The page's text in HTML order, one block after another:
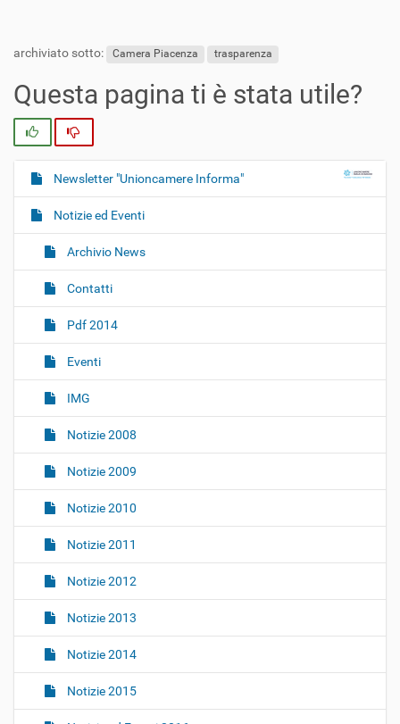
archiviato sotto: Camera Piacenza trasparenza
Questa pagina ti è stata utile?
N
a
v
g
i
n
Newsletter "Unioncamere Informa"
Notizie ed Eventi
Archivio News
Contatti
Pdf 2014
Eventi
IMG
Notizie 2008
Notizie 2009
Notizie 2010
Notizie 2011
Notizie 2012
Notizie 2013
Notizie 2014
Notizie 2015